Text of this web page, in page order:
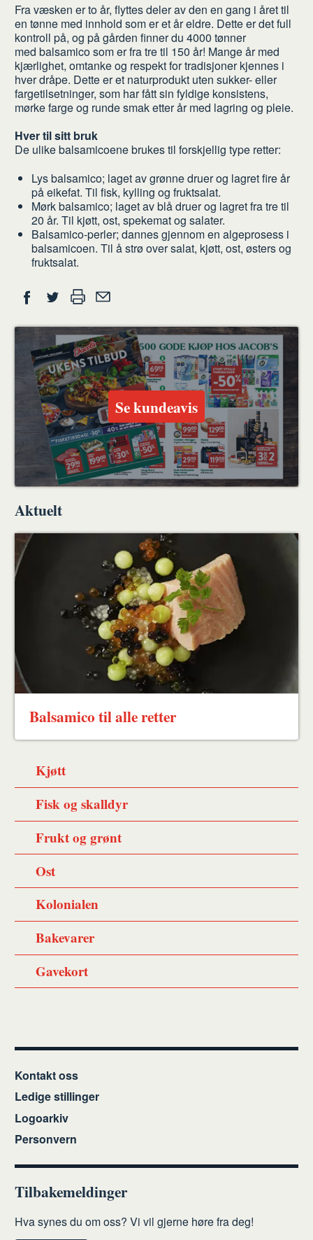
Fra væsken er to år, flyttes deler av den en gang i året til
en tønne med innhold som er et år eldre. Dette er det full
kontroll på, og på gården finner du 4000 tønner
med balsamico som er fra tre til 150 år! Mange år med
kjærlighet, omtanke og respekt for tradisjoner kjennes i
hver dråpe. Dette er et naturprodukt uten sukker- eller
fargetilsetninger, som har fått sin fyldige konsistens,
mørke farge og runde smak etter år med lagring og pleie.
Hver til sitt bruk
De ulike balsamicoene brukes til forskjellig type retter:
Lys balsamico; laget av grønne druer og lagret fire år
på eikefat. Til fisk, kylling og fruktsalat.
Mørk balsamico; laget av blå druer og lagret fra tre til
20 år. Til kjøtt, ost, spekemat og salater.
Balsamico-perler; dannes gjennom en algeprosess i
balsamicoen. Til å strø over salat, kjøtt, ost, østers og
fruktsalat.
Del
på
Facebook
på
Twitter
ut en
venn
Se kundeavis
Aktuelt
Balsamico til alle retter
Kjøtt
Fisk og skalldyr
Frukt og grønt
Ost
Kolonialen
Bakevarer
Gavekort
Kontakt oss
Ledige stillinger
Logoarkiv
Personvern
Tilbakemeldinger
Hva synes du om oss? Vi vil gjerne høre fra deg!